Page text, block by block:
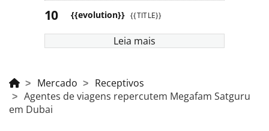
{{evolution}} {{TITLE}}
Leia mais
Mercado
Receptivos
Agentes de viagens repercutem Megafam Satguru
em Dubai